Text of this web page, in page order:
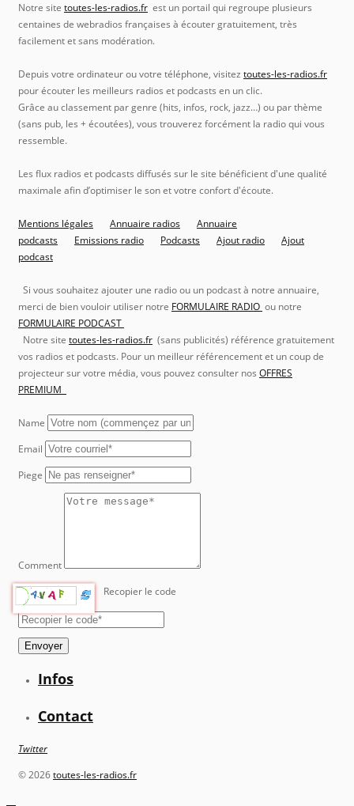
Notre site toutes-les-radios.fr est un portail qui regroupe plusieurs
centaines de webradios françaises à écouter gratuitement, très
facilement et sans modération.
Depuis votre ordinateur ou votre téléphone, visitez toutes-les-radios.fr
pour écouter les meilleurs radios et podcasts en un clic.
Grâce au classement par genre (hits, infos, rock, jazz…) ou par thème
(sans pub, les + écoutées), vous trouverez forcément la radio qui vous
ressemble.
Les flux radios et podcasts diffusés sur le site bénéficient d'une qualité
maximale afin d’optimiser le son et votre confort d'écoute.
Mentions légales Annuaire radios
Annuaire
podcasts
Emissions radio Podcasts Ajout radio
Ajout
podcast
Si vous souhaitez ajouter une radio ou un podcast à notre annuaire,
merci de bien vouloir utiliser notre FORMULAIRE RADIO ou notre
FORMULAIRE PODCAST
Notre site toutes-les-radios.fr (sans publicités) référence gratuitement
vos radios et podcasts. Pour un meilleur référencement et un coup de
projecteur sur votre média, vous pouvez consulter nos OFFRES
PREMIUM
Name
Email
Piege
Comment
Recopier le code
Envoyer
Infos
Contact
Twitter
©2026toutes-les-radios.fr